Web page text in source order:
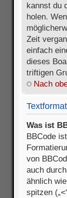
kannst du
holen.
Zeit
einfach
dieses
triftigen
Nach
Was ist
BBCode
von
auch
ähnlich
spitzen